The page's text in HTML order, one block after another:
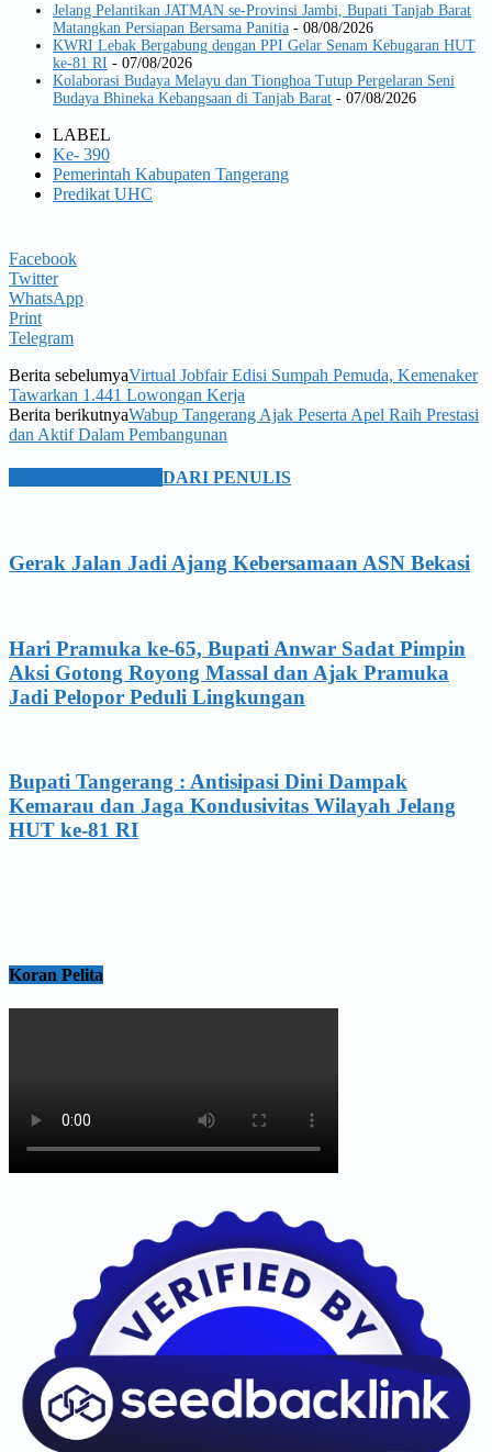
Jelang Pelantikan JATMAN se-Provinsi Jambi, Bupati Tanjab Barat
Matangkan Persiapan Bersama Panitia - 08/08/2026
KWRI Lebak Bergabung dengan PPI Gelar Senam Kebugaran HUT
ke-81 RI - 07/08/2026
Kolaborasi Budaya Melayu dan Tionghoa Tutup Pergelaran Seni
Budaya Bhineka Kebangsaan di Tanjab Barat - 07/08/2026
LABEL
Ke- 390
Pemerintah Kabupaten Tangerang
Predikat UHC
Facebook
Twitter
WhatsApp
Print
Telegram
Berita sebelumyaVirtual Jobfair Edisi Sumpah Pemuda, Kemenaker
Tawarkan 1.441 Lowongan Kerja
Berita berikutnyaWabup Tangerang Ajak Peserta Apel Raih Prestasi
dan Aktif Dalam Pembangunan
DARI PENULIS
Gerak Jalan Jadi Ajang Kebersamaan ASN Bekasi
Hari Pramuka ke-65, Bupati Anwar Sadat Pimpin
Aksi Gotong Royong Massal dan Ajak Pramuka
Jadi Pelopor Peduli Lingkungan
Bupati Tangerang : Antisipasi Dini Dampak
Kemarau dan Jaga Kondusivitas Wilayah Jelang
HUT ke-81 RI
Koran Pelita